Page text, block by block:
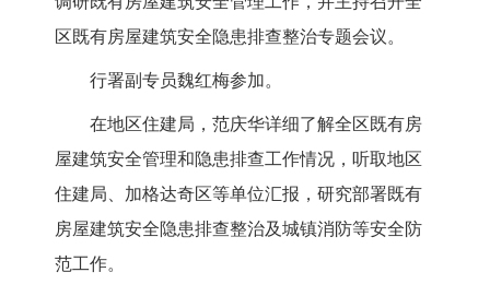
区既有房屋建筑安全隐患排查整治专题会议。
行署副专员魏红梅参加。
在地区住建局，范庆华详细了解全区既有房
屋建筑安全管理和隐患排查工作情况，听取地区
住建局、加格达奇区等单位汇报，研究部署既有
房屋建筑安全隐患排查整治及城镇消防等安全防
范工作。